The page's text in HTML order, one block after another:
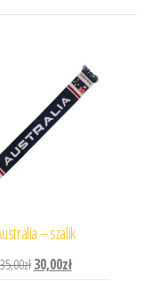
– szalik
35,00zł Pierwotna cena wynosiła:
30,00złAktualna cena